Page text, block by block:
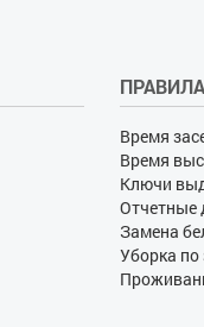
Время
Время
Ключи
Отчетные
Замена
Уборка по